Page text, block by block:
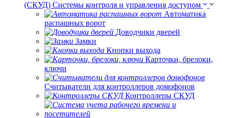
(СКУД) Системы контроля и управления доступом
Автоматика
распашных ворот
Доводчики дверей
Замки
Кнопки выхода
Карточки, брелоки,
ключи
Считыватели для контроллеров домофонов
Контроллеры СКУД